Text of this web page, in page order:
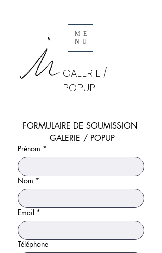
ME
NU
GALERIE /
POPUP
GALERIE / POPUP
Prénom *
Nom *
Email *
Téléphone